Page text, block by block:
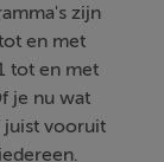
zijn
en met
tot en met
je nu wat
juist vooruit